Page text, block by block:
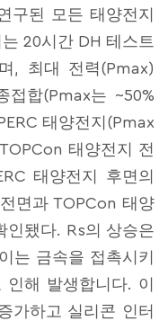
구된 모든 태양전지
20시간 DH 테스트
, 최대 전력(Pmax)
접합(Pmax는 ~50%
태양전지(Pmax
태양전지 전
태양전지 후면의
면과 TOPCon 태양
인됐다. Rs의 상승은
는 금속을 접촉시키
해 발생합니다. 이
가하고 실리콘 인터